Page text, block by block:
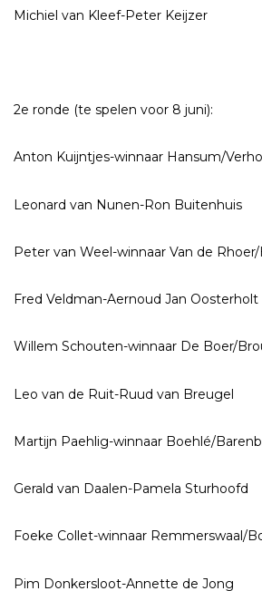
Michiel van Kleef-Peter Keijzer
2e ronde (te spelen voor 8 juni):
Anton Kuijntjes-winnaar Hansum/
Leonard van Nunen-Ron Buitenhuis
Peter van Weel-winnaar Van de
Fred Veldman-Aernoud Jan Oosterholt
Willem Schouten-winnaar De Boer/
Leo van de Ruit-Ruud van Breugel
Martijn Paehlig-winnaar Boehlé/
Gerald van Daalen-Pamela Sturhoofd
Foeke Collet-winnaar Remmerswaal/
Pim Donkersloot-Annette de Jong